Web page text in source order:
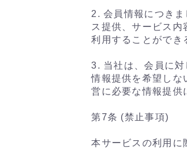
2. 会員情報につき
ス提供、サービス
利用することができ
3. 当社は、会員に
情報提供を希望しな
営に必要な情報提供
第7条 (禁止事項)
本サービスの利用に